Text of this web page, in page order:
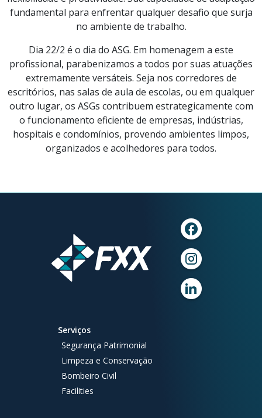
fundamental para enfrentar qualquer desafio que surja
no ambiente de trabalho.
Dia 22/2 é o dia do ASG. Em homenagem a este
profissional, parabenizamos a todos por suas atuações
extremamente versáteis. Seja nos corredores de
escritórios, nas salas de aula de escolas, ou em qualquer
outro lugar, os ASGs contribuem estrategicamente com
o funcionamento eficiente de empresas, indústrias,
hospitais e condomínios, provendo ambientes limpos,
organizados e acolhedores para todos.
Serviços
Segurança Patrimonial
Limpeza e Conservação
Bombeiro Civil
Facilities